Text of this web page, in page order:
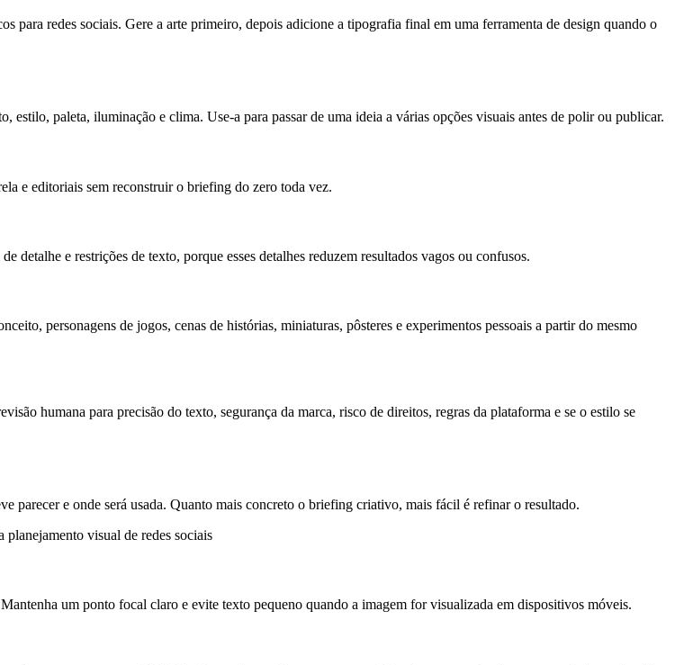
para redes sociais. Gere a arte primeiro, depois adicione a tipografia final em uma ferramenta de design quando o
estilo, paleta, iluminação e clima. Use-a para passar de uma ideia a várias opções visuais antes de polir ou publicar.
e editoriais sem reconstruir o briefing do zero toda vez.
e restrições de texto, porque esses detalhes reduzem resultados vagos ou confusos.
personagens de jogos, cenas de histórias, miniaturas, pôsteres e experimentos pessoais a partir do mesmo
humana para precisão do texto, segurança da marca, risco de direitos, regras da plataforma e se o estilo se
parecer e onde será usada. Quanto mais concreto o briefing criativo, mais fácil é refinar o resultado.
um ponto focal claro e evite texto pequeno quando a imagem for visualizada em dispositivos móveis.